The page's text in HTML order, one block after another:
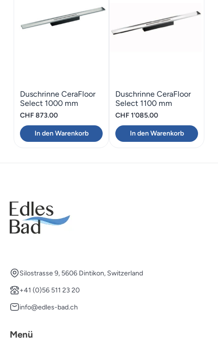
Duschrinne CeraFloor
Select 1000 mm
Edelstahl matt
CHF873.00
In den Warenkorb
Duschrinne CeraFloor
Select 1100 mm
Edelstahl poliert
CHF1'085.00
In den Warenkorb
Silostrasse 9, 5606 Dintikon, Switzerland
+41 (0)56 511 23 20
info@edles-bad.ch
Menü